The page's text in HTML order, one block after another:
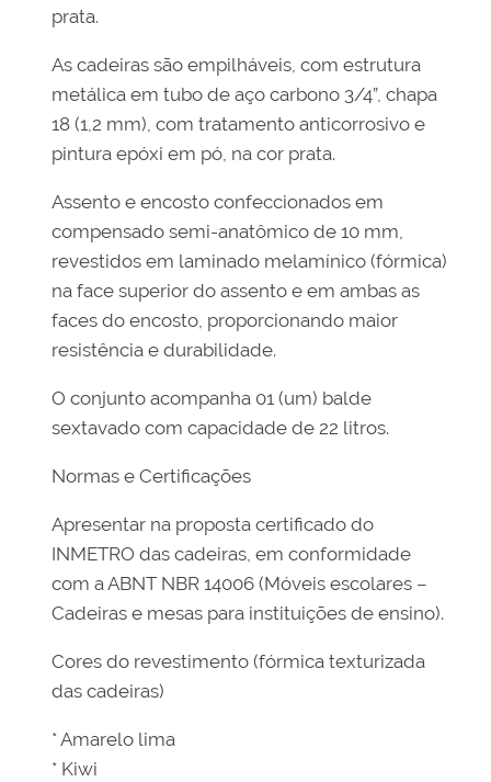
prata.
As cadeiras são empilháveis, com estrutura
metálica em tubo de aço carbono 3/4”, chapa
18 (1,2 mm), com tratamento anticorrosivo e
pintura epóxi em pó, na cor prata.
Assento e encosto confeccionados em
compensado semi-anatômico de 10 mm,
revestidos em laminado melamínico (fórmica)
na face superior do assento e em ambas as
faces do encosto, proporcionando maior
resistência e durabilidade.
O conjunto acompanha 01 (um) balde
sextavado com capacidade de 22 litros.
Normas e Certificações
Apresentar na proposta certificado do
INMETRO das cadeiras, em conformidade
com a ABNT NBR 14006 (Móveis escolares –
Cadeiras e mesas para instituições de ensino).
Cores do revestimento (fórmica texturizada
das cadeiras)
* Amarelo lima
* Kiwi